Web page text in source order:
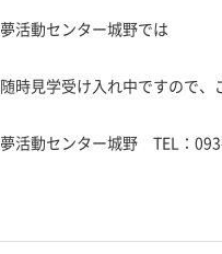
夢活動センター城野では
随時見学受け入れ中ですので、
夢活動センター城野 TEL：